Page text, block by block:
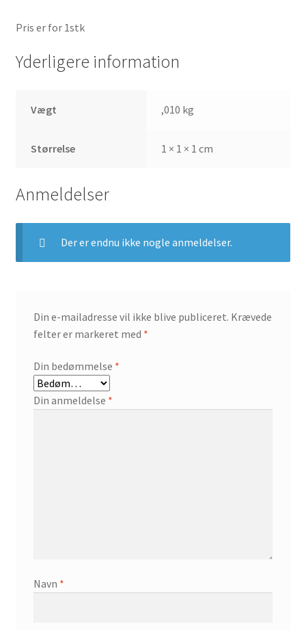
Pris er for 1stk
Yderligere information
Vægt ,010 kg
Størrelse 1 × 1 × 1 cm
Anmeldelser
Der er endnu ikke nogle anmeldelser.
Din e-mailadresse vil ikke blive publiceret. Krævede
felter er markeret med *
Din bedømmelse *
Din anmeldelse *
Navn *